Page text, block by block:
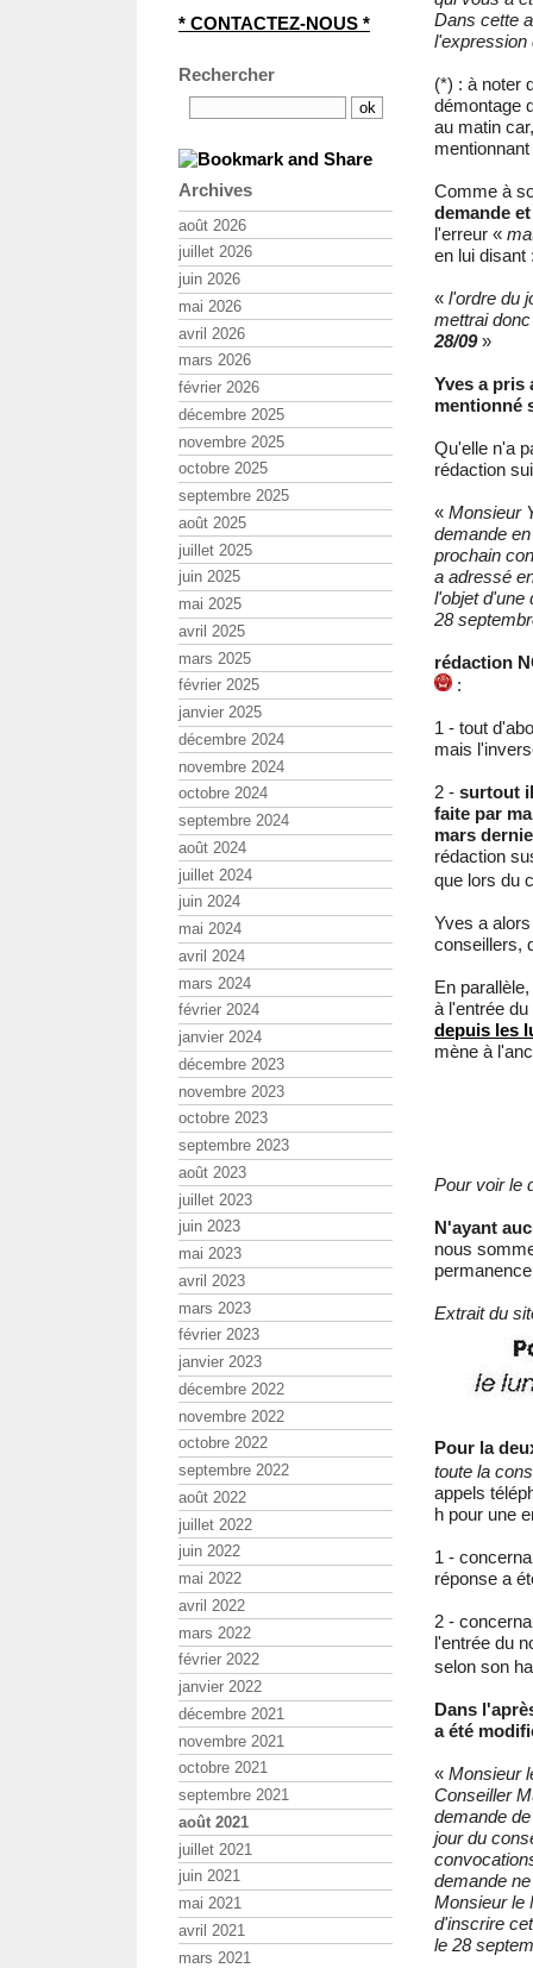
Dans cette
l'expression
(*) : à noter
démontage
au matin
Comme à
demande
l'erreur «
en lui disant
« l'ordre du
mettrai
28/09»
Yves a pris
mentionné
Qu'elle n'a
rédaction
« Monsieur
demande
prochain
a adressé
l'objet d'une
28
rédaction
:
1 - tout
mais
2 - surtout
faite par
mars
rédaction
que lors du
Yves a
conseillers,
En
à l'entrée
depuis les
mène à
Pour voir le
N'ayant
nous
Extrait du
Pour la
toute la
appels
h pour une
1 -
réponse a
2 -
l'entrée du
selon son
Dans
a été
« Monsieur
Conseiller
demande
jour du
demande
Monsieur le
d'inscrire
le 28
* CONTACTEZ-NOUS *
Rechercher
Archives
août 2026
juillet 2026
juin 2026
mai 2026
avril 2026
mars 2026
février 2026
décembre 2025
novembre 2025
octobre 2025
septembre 2025
août 2025
juillet 2025
juin 2025
mai 2025
avril 2025
mars 2025
février 2025
janvier 2025
décembre 2024
novembre 2024
octobre 2024
septembre 2024
août 2024
juillet 2024
juin 2024
mai 2024
avril 2024
mars 2024
février 2024
janvier 2024
décembre 2023
novembre 2023
octobre 2023
septembre 2023
août 2023
juillet 2023
juin 2023
mai 2023
avril 2023
mars 2023
février 2023
janvier 2023
décembre 2022
novembre 2022
octobre 2022
septembre 2022
août 2022
juillet 2022
juin 2022
mai 2022
avril 2022
mars 2022
février 2022
janvier 2022
décembre 2021
novembre 2021
octobre 2021
septembre 2021
août 2021
juillet 2021
juin 2021
mai 2021
avril 2021
mars 2021